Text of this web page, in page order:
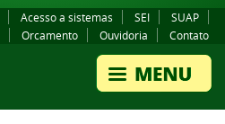
Acesso a sistemas SEI
SUAP
Orcamento Ouvidoria Contato